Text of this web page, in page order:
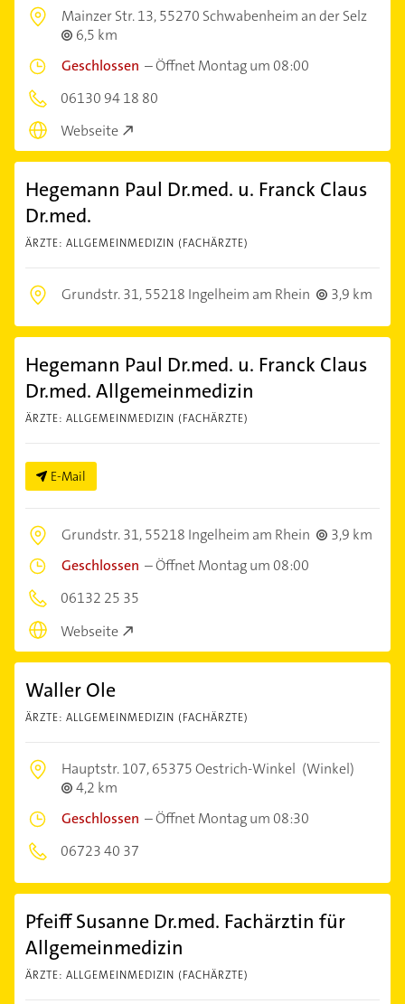
Mainzer Str. 13,55270 Schwabenheim an der Selz
6,5 km
Geschlossen –Öffnet Montag um 08:00
06130 94 18 80
Webseite
Hegemann Paul Dr.med. u. Franck Claus
Dr.med.
ÄRZTE: ALLGEMEINMEDIZIN (FACHÄRZTE)
Grundstr. 31,55218 Ingelheim am Rhein 3,9 km
Hegemann Paul Dr.med. u. Franck Claus
Dr.med. Allgemeinmedizin
ÄRZTE: ALLGEMEINMEDIZIN (FACHÄRZTE)
E-Mail
Grundstr. 31,55218 Ingelheim am Rhein
3,9 km
Geschlossen –Öffnet Montag um 08:00
06132 25 35
Webseite
Waller Ole
ÄRZTE: ALLGEMEINMEDIZIN (FACHÄRZTE)
Hauptstr. 107,65375 Oestrich-Winkel (Winkel)
4,2 km
Geschlossen –Öffnet Montag um 08:30
06723 40 37
Pfeiff Susanne Dr.med. Fachärztin für
Allgemeinmedizin
ÄRZTE: ALLGEMEINMEDIZIN (FACHÄRZTE)